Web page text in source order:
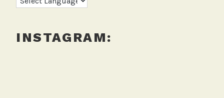
INSTAGRAM: